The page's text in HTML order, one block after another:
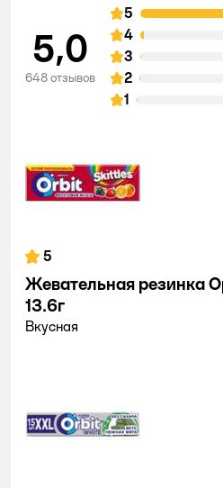
5,0
648 отзывов
5
4
3
2
1
5
Жевательная резинка
13.6г
Вкусная